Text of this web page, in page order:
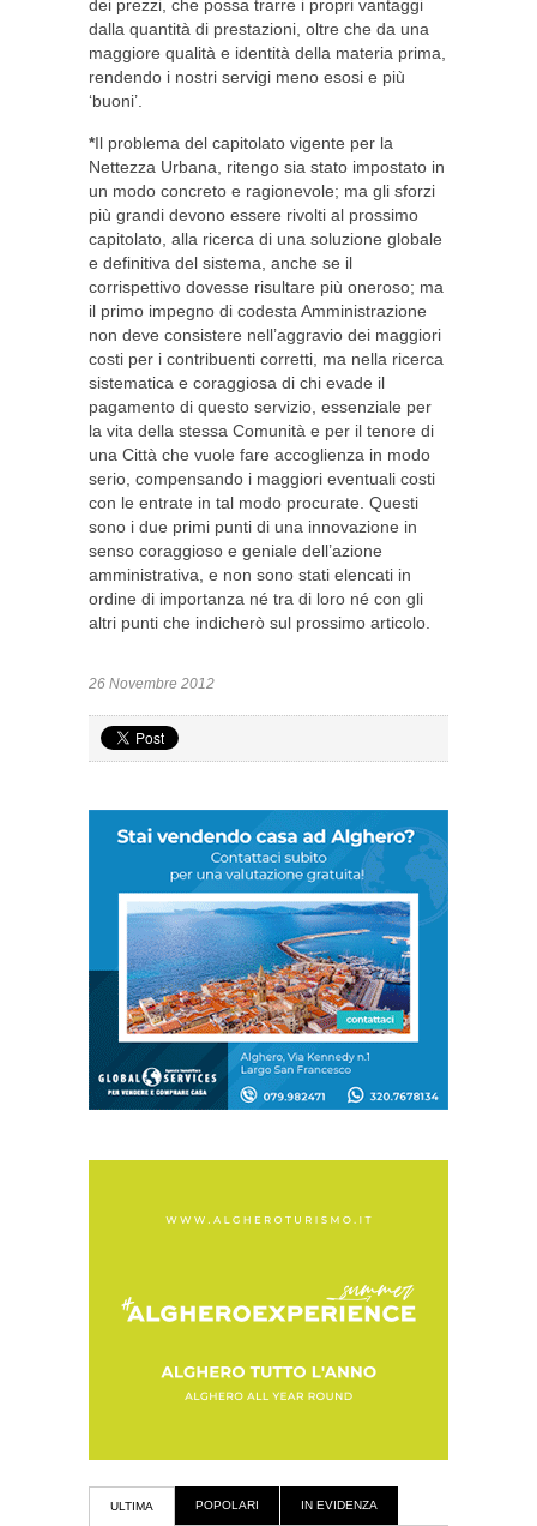
dei prezzi, che possa trarre i propri vantaggi
dalla quantità di prestazioni, oltre che da una
maggiore qualità e identità della materia prima,
rendendo i nostri servigi meno esosi e più
‘buoni’.
*Il problema del capitolato vigente per la
Nettezza Urbana, ritengo sia stato impostato in
un modo concreto e ragionevole; ma gli sforzi
più grandi devono essere rivolti al prossimo
capitolato, alla ricerca di una soluzione globale
e definitiva del sistema, anche se il
corrispettivo dovesse risultare più oneroso; ma
il primo impegno di codesta Amministrazione
non deve consistere nell’aggravio dei maggiori
costi per i contribuenti corretti, ma nella ricerca
sistematica e coraggiosa di chi evade il
pagamento di questo servizio, essenziale per
la vita della stessa Comunità e per il tenore di
una Città che vuole fare accoglienza in modo
serio, compensando i maggiori eventuali costi
con le entrate in tal modo procurate. Questi
sono i due primi punti di una innovazione in
senso coraggioso e geniale dell’azione
amministrativa, e non sono stati elencati in
ordine di importanza né tra di loro né con gli
altri punti che indicherò sul prossimo articolo.
26 Novembre 2012
ULTIMA POPOLARI IN EVIDENZA